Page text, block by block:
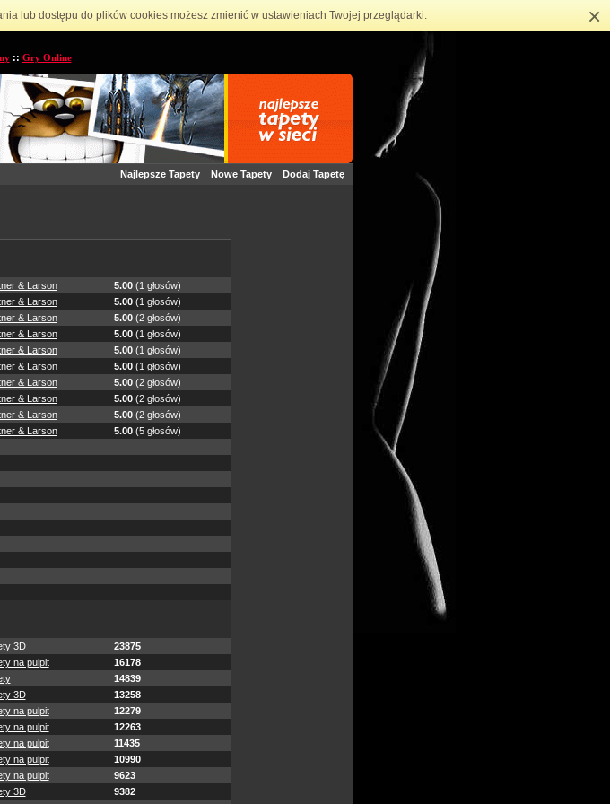
lub dostępu do plików cookies możesz zmienić w ustawieniach Twojej przeglądarki. ×
:: Gry Online
Najlepsze Tapety Nowe Tapety
Dodaj Tapetę
& Larson 5.00(1 głosów)
& Larson 5.00(1 głosów)
& Larson 5.00(2 głosów)
& Larson 5.00(1 głosów)
& Larson 5.00(1 głosów)
& Larson 5.00(1 głosów)
& Larson 5.00(2 głosów)
& Larson 5.00(2 głosów)
& Larson 5.00(2 głosów)
& Larson 5.00(5 głosów)
3D
23875
na pulpit
16178
14839
3D
13258
na pulpit
12279
na pulpit
12263
na pulpit
11435
na pulpit
10990
na pulpit
9623
3D
9382